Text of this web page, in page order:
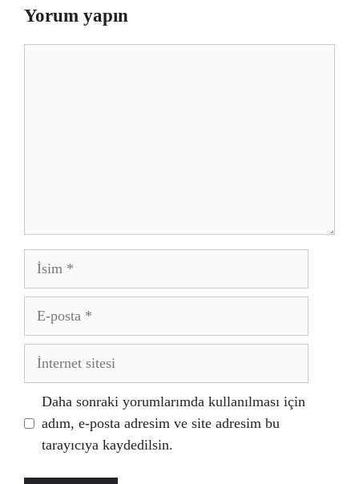
Yorum yapın
İsim
posta
İnternet
Daha sonraki yorumlarımda kullanılması için
adım, e-posta adresim ve site adresim bu
tarayıcıya kaydedilsin.